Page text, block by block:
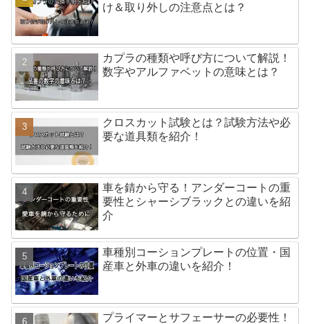
け＆取り外しの注意点とは？
カプラの種類や呼び方について解説！
数字やアルファベットの意味とは？
クロスカット試験とは？試験方法や必
要な道具類を紹介！
車を錆から守る！アンダーコートの重
要性とシャーシブラックとの違いを紹
介
車種別コーションプレートの位置・国
産車と外車の違いを紹介！
プライマーとサフェーサーの必要性！